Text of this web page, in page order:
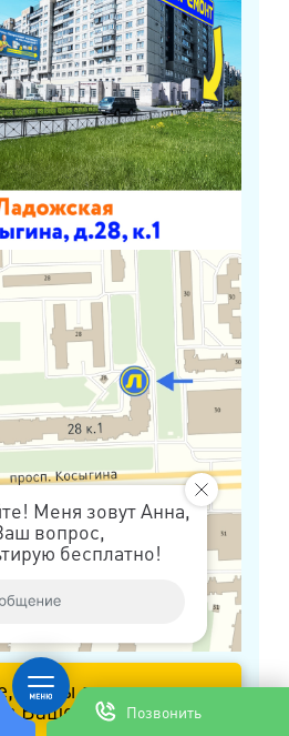
Позвонить
Меня зовут Анна,
вопрос,
бесплатно!
чтобы проложить
в Вашем навигаторе